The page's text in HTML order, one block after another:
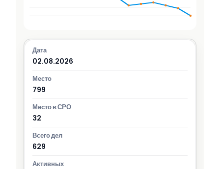
02.08.2026
799
32
629